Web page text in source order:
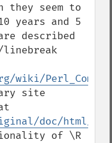
they seem to
years and 5
described
linebreak
site
doc/html/
of \R